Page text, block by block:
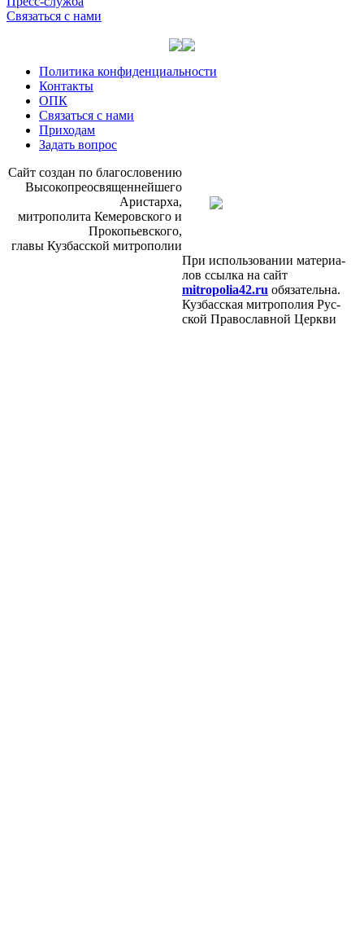
Связаться с нами
Политика конфиденциальности
Контакты
ОПК
Связаться с нами
Приходам
Задать вопрос
Сайт со­здан по бла­го­сло­ве­нию
Вы­со­ко­прео­свя­щен­ней­ше­го
Ари­стар­ха,
мит­ро­по­ли­та Ке­ме­ров­ско­го и
Про­ко­пьев­ско­го,
гла­вы Куз­бас­ской мит­ро­по­лии
При ис­поль­зо­ва­нии ма­те­ри­а­
лов ссыл­ка на сайт
mitropolia42.ru обя­за­тель­на.
Куз­бас­ская мит­ро­по­лия Рус­
ской Пра­во­слав­ной Церк­ви